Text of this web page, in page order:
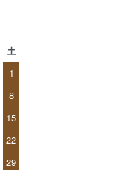
土
1
8
15
22
29